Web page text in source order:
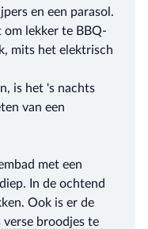
en een parasol.
om lekker te BBQ-
mits het elektrisch
is het 's nachts
van een
met een
In de ochtend
Ook is er de
verse broodjes te